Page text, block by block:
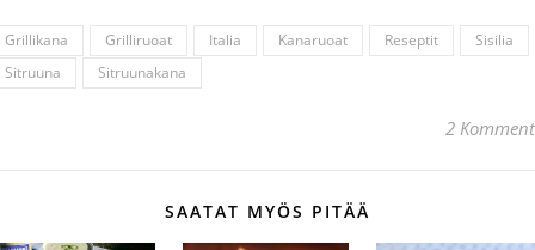
Grillikana Grilliruoat Italia Kanaruoat Reseptit
Sisilia
Sitruuna
Sitruunakana
2
SAATAT MYÖS PITÄÄ